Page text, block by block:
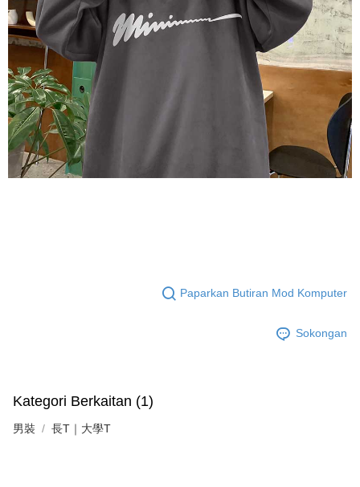
Paparkan Butiran Mod Komputer
Sokongan
Kategori Berkaitan (1)
男裝 長T｜大學T